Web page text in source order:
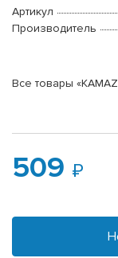
Артикул
Производитель
Все товары
509